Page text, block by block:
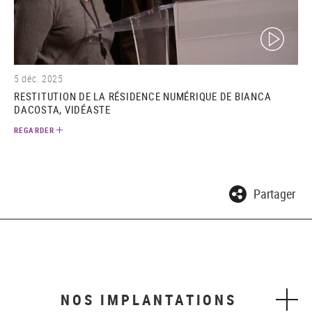
(video)
5 déc. 2025
RESTITUTION DE LA RÉSIDENCE NUMÉRIQUE DE BIANCA
DACOSTA, VIDÉASTE
REGARDER
Partager
NOS IMPLANTATIONS